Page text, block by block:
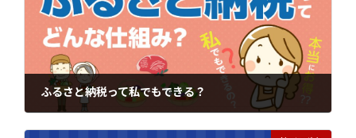
ふるさと納税って私でもできる？